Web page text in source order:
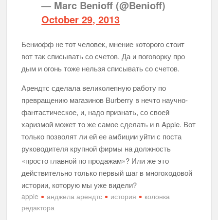
— Marc Benioff (@Benioff)
October 29, 2013
Бениофф не тот человек, мнение которого стоит
вот так списывать со счетов. Да и поговорку про
дым и огонь тоже нельзя списывать со счетов.
Арендтс сделала великолепную работу по
превращению магазинов Burberry в нечто научно-
фантастическое, и, надо признать, со своей
харизмой может то же самое сделать и в Apple. Вот
только позволят ли ей ее амбиции уйти с поста
руководителя крупной фирмы на должность
«просто главной по продажам»? Или же это
действительно только первый шаг в многоходовой
истории, которую мы уже видели?
apple анджела арендтс история
колонка
редактора